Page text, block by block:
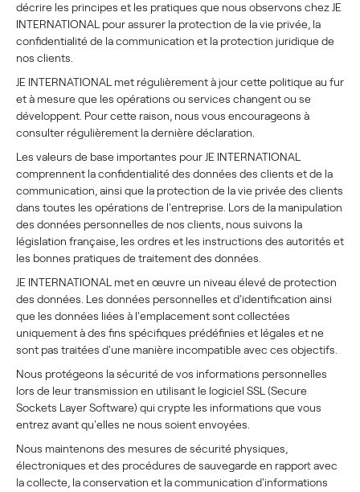
décrire les principes et les pratiques que nous observons chez JE
INTERNATIONAL pour assurer la protection de la vie privée, la
confidentialité de la communication et la protection juridique de
nos clients.
JE INTERNATIONAL met régulièrement à jour cette politique au fur
et à mesure que les opérations ou services changent ou se
développent. Pour cette raison, nous vous encourageons à
consulter régulièrement la dernière déclaration.
Les valeurs de base importantes pour JE INTERNATIONAL
comprennent la confidentialité des données des clients et de la
communication, ainsi que la protection de la vie privée des clients
dans toutes les opérations de l'entreprise. Lors de la manipulation
des données personnelles de nos clients, nous suivons la
législation française, les ordres et les instructions des autorités et
les bonnes pratiques de traitement des données.
JE INTERNATIONAL met en œuvre un niveau élevé de protection
des données. Les données personnelles et d'identification ainsi
que les données liées à l'emplacement sont collectées
uniquement à des fins spécifiques prédéfinies et légales et ne
sont pas traitées d'une manière incompatible avec ces objectifs.
Nous protégeons la sécurité de vos informations personnelles
lors de leur transmission en utilisant le logiciel SSL (Secure
Sockets Layer Software) qui crypte les informations que vous
entrez avant qu'elles ne nous soient envoyées.
Nous maintenons des mesures de sécurité physiques,
électroniques et des procédures de sauvegarde en rapport avec
la collecte, la conservation et la communication d'informations